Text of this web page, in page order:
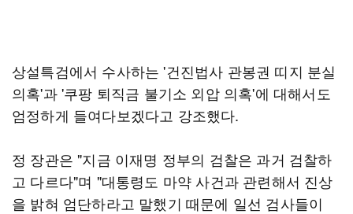
상설특검에서 수사하는 '건진법사 관봉권 띠지 분실
의혹'과 '쿠팡 퇴직금 불기소 외압 의혹'에 대해서도
엄정하게 들여다보겠다고 강조했다.
정 장관은 "지금 이재명 정부의 검찰은 과거 검찰하
고 다르다"며 "대통령도 마약 사건과 관련해서 진상
을 밝혀 엄단하라고 말했기 때문에 일선 검사들이